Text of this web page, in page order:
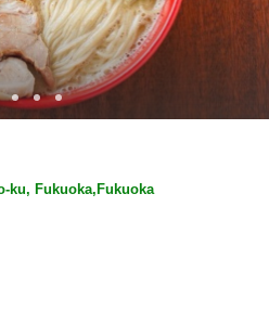
ku, Fukuoka,Fukuoka